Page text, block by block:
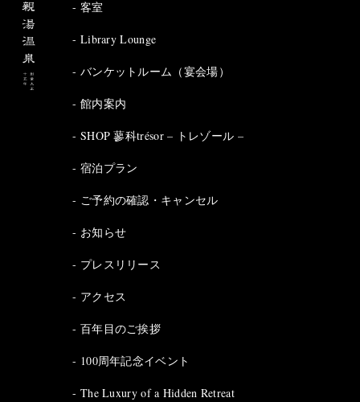
客室
Library Lounge
バンケットルーム（宴会場）
館内案内
SHOP 蓼科trésor – トレゾール –
宿泊プラン
ご予約の確認・キャンセル
お知らせ
プレスリリース
アクセス
百年目のご挨拶
100周年記念イベント
The Luxury of a Hidden Retreat